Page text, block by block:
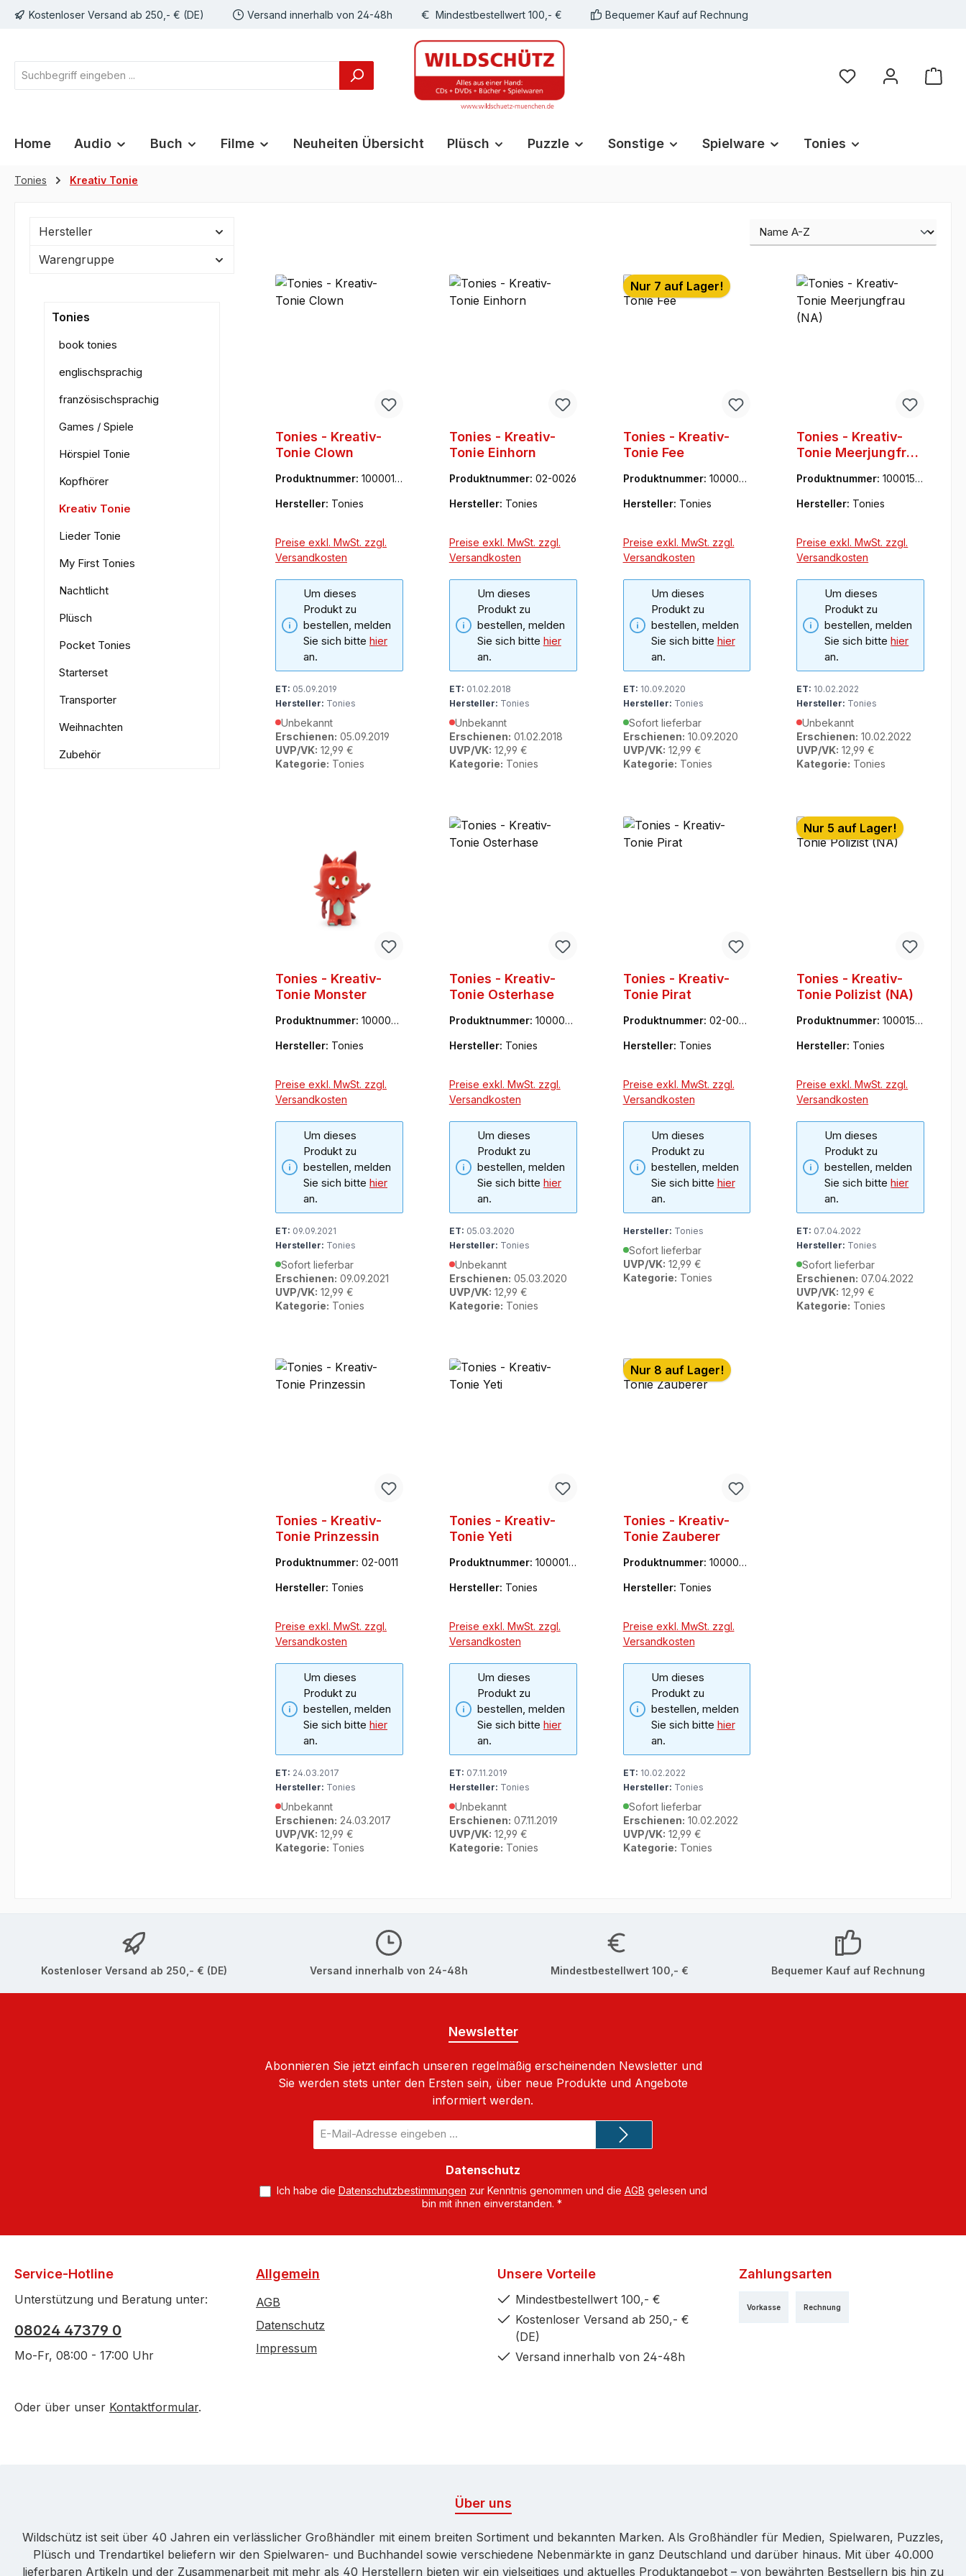
Zur Hauptnavigation springen
Kostenloser Versand ab 250,- € (DE) Versand innerhalb von 24-48h Mindestbestellwert 100,- € Bequemer Kauf auf Rechnung
Du hast 0 Produkte
Home Audio Buch Filme Neuheiten Übersicht Plüsch Puzzle Sonstige Spielware Tonies
Tonies Kreativ Tonie
Hersteller
Warengruppe
Tonies
book tonies
englischsprachig
französischsprachig
Games / Spiele
Hörspiel Tonie
Kopfhörer
Kreativ Tonie
Lieder Tonie
My First Tonies
Nachtlicht
Plüsch
Pocket Tonies
Starterset
Transporter
Weihnachten
Zubehör
Tonies - Kreativ-
Tonie Clown
Produktnummer: 1000011
Hersteller: Tonies
Preise exkl. MwSt. zzgl.
Versandkosten
Um dieses
Produkt zu
bestellen, melden
Sie sich bitte hier
an.
ET: 05.09.2019
Hersteller: Tonies
Unbekannt
Erschienen: 05.09.2019
UVP/VK: 12,99 €
Kategorie: Tonies
Tonies - Kreativ-
Tonie Einhorn
Produktnummer: 02-0026
Hersteller: Tonies
Preise exkl. MwSt. zzgl.
Versandkosten
Um dieses
Produkt zu
bestellen, melden
Sie sich bitte hier
an.
ET: 01.02.2018
Hersteller: Tonies
Unbekannt
Erschienen: 01.02.2018
UVP/VK: 12,99 €
Kategorie: Tonies
Nur 7 auf Lager!
Tonies - Kreativ-
Tonie Fee
Produktnummer: 1000023
Hersteller: Tonies
Preise exkl. MwSt. zzgl.
Versandkosten
Um dieses
Produkt zu
bestellen, melden
Sie sich bitte hier
an.
ET: 10.09.2020
Hersteller: Tonies
Sofort lieferbar
Erschienen: 10.09.2020
UVP/VK: 12,99 €
Kategorie: Tonies
Tonies - Kreativ-
Tonie Meerjungfrau
Produktnummer:1000153
Hersteller: Tonies
Preise exkl. MwSt. zzgl.
Versandkosten
Um dieses
Produkt zu
bestellen, melden
Sie sich bittehier
an.
ET: 10.02.2022
Hersteller: Tonies
Unbekannt
Erschienen: 10.02.2022
UVP/VK: 12,99 €
Kategorie: Tonies
Tonies - Kreativ-
Tonie Monster
Produktnummer: 100002
Hersteller: Tonies
Preise exkl. MwSt. zzgl.
Versandkosten
Um dieses
Produkt zu
bestellen, melden
Sie sich bitte hier
an.
ET: 09.09.2021
Hersteller: Tonies
Sofort lieferbar
Erschienen: 09.09.2021
UVP/VK: 12,99 €
Kategorie: Tonies
Tonies - Kreativ-
Tonie Osterhase
Produktnummer: 100000
Hersteller: Tonies
Preise exkl. MwSt. zzgl.
Versandkosten
Um dieses
Produkt zu
bestellen, melden
Sie sich bitte hier
an.
ET: 05.03.2020
Hersteller: Tonies
Unbekannt
Erschienen: 05.03.2020
UVP/VK: 12,99 €
Kategorie: Tonies
Tonies - Kreativ-
Tonie Pirat
Produktnummer: 02-000
Hersteller: Tonies
Preise exkl. MwSt. zzgl.
Versandkosten
Um dieses
Produkt zu
bestellen, melden
Sie sich bitte hier
an.
Hersteller: Tonies
Sofort lieferbar
UVP/VK: 12,99 €
Kategorie: Tonies
Nur 5 auf Lager!
Tonies - Kreativ-
Tonie Polizist (NA)
Produktnummer:1000153
Hersteller: Tonies
Preise exkl. MwSt. zzgl.
Versandkosten
Um dieses
Produkt zu
bestellen, melden
Sie sich bittehier
an.
ET: 07.04.2022
Hersteller: Tonies
Sofort lieferbar
Erschienen: 07.04.2022
UVP/VK: 12,99 €
Kategorie: Tonies
Tonies - Kreativ-
Tonie Prinzessin
Produktnummer: 02-0011
Hersteller: Tonies
Preise exkl. MwSt. zzgl.
Versandkosten
Um dieses
Produkt zu
bestellen, melden
Sie sich bitte hier
an.
ET: 24.03.2017
Hersteller: Tonies
Unbekannt
Erschienen: 24.03.2017
UVP/VK: 12,99 €
Kategorie: Tonies
Tonies - Kreativ-
Tonie Yeti
Produktnummer: 1000014
Hersteller: Tonies
Preise exkl. MwSt. zzgl.
Versandkosten
Um dieses
Produkt zu
bestellen, melden
Sie sich bitte hier
an.
ET: 07.11.2019
Hersteller: Tonies
Unbekannt
Erschienen: 07.11.2019
UVP/VK: 12,99 €
Kategorie: Tonies
Nur 8 auf Lager!
Tonies - Kreativ-
Tonie Zauberer
Produktnummer: 1000061
Hersteller: Tonies
Preise exkl. MwSt. zzgl.
Versandkosten
Um dieses
Produkt zu
bestellen, melden
Sie sich bitte hier
an.
ET: 10.02.2022
Hersteller: Tonies
Sofort lieferbar
Erschienen: 10.02.2022
UVP/VK: 12,99 €
Kategorie: Tonies
Kostenloser Versand ab 250,- € (DE) Versand innerhalb von 24-48h Mindestbestellwert 100,- € Bequemer Kauf auf Rechnung
Newsletter
Abonnieren Sie jetzt einfach unseren regelmäßig erscheinenden Newsletter und
Sie werden stets unter den Ersten sein, über neue Produkte und Angebote
informiert werden.
Mail-
Adresse
Datenschutz
Ich habe die Datenschutzbestimmungen zur Kenntnis genommen und die AGB gelesen und
bin mit ihnen einverstanden. *
Service-Hotline
Unterstützung und Beratung unter:
08024 47379 0
Mo-Fr, 08:00 - 17:00 Uhr
Oder über unser Kontaktformular.
Allgemein
AGB
Datenschutz
Impressum
Unsere Vorteile
Mindestbestellwert 100,- €
Kostenloser Versand ab 250,- €
(DE)
Versand innerhalb von 24-48h
Zahlungsarten
Rechnung
Vorkasse
Über uns
Wildschütz ist seit über 40 Jahren ein verlässlicher Großhändler mit einem breiten Sortiment und bekannten Marken. Als Großhändler für Medien, Spielwaren, Puzzles,
Plüsch und Trendartikel beliefern wir den Spielwaren- und Buchhandel sowie verschiedene Nebenmärkte in ganz Deutschland und darüber hinaus. Mit über 40.000
lieferbaren Artikeln und der Zusammenarbeit mit mehr als 40 Herstellern bieten wir ein vielseitiges und aktuelles Produktangebot – von bewährten Bestsellern bis hin zu